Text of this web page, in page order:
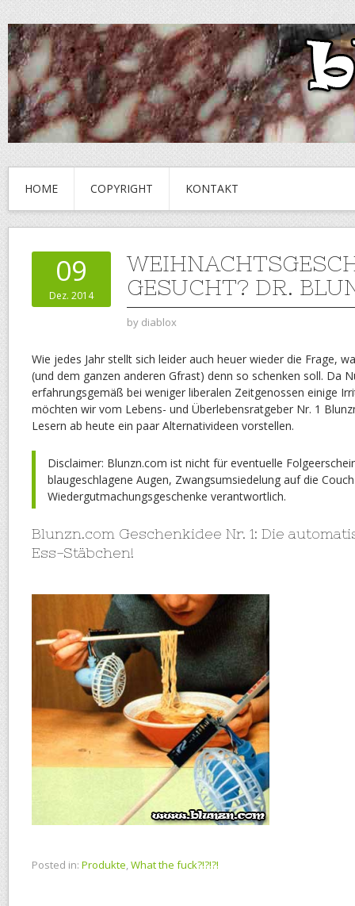
HOME COPYRIGHT KONTAKT
09
Dez. 2014
GESUCHT? DR.
by diablox
Wie jedes Jahr stellt sich leider auch heuer wieder die Frage,
(und dem ganzen anderen Gfrast) denn so schenken soll. Da
erfahrungsgemäß bei weniger liberalen Zeitgenossen einige
möchten wir vom Lebens- und Überlebensratgeber Nr. 1
Lesern ab heute ein paar Alternativideen vorstellen.
Disclaimer: Blunzn.com ist nicht für eventuelle
blaugeschlagene Augen, Zwangsumsiedelung auf die
Wiedergutmachungsgeschenke verantwortlich.
Blunzn.com Geschenkidee Nr. 1: Die
Ess-Stäbchen!
Posted in: Produkte,What the fuck?!?!?!